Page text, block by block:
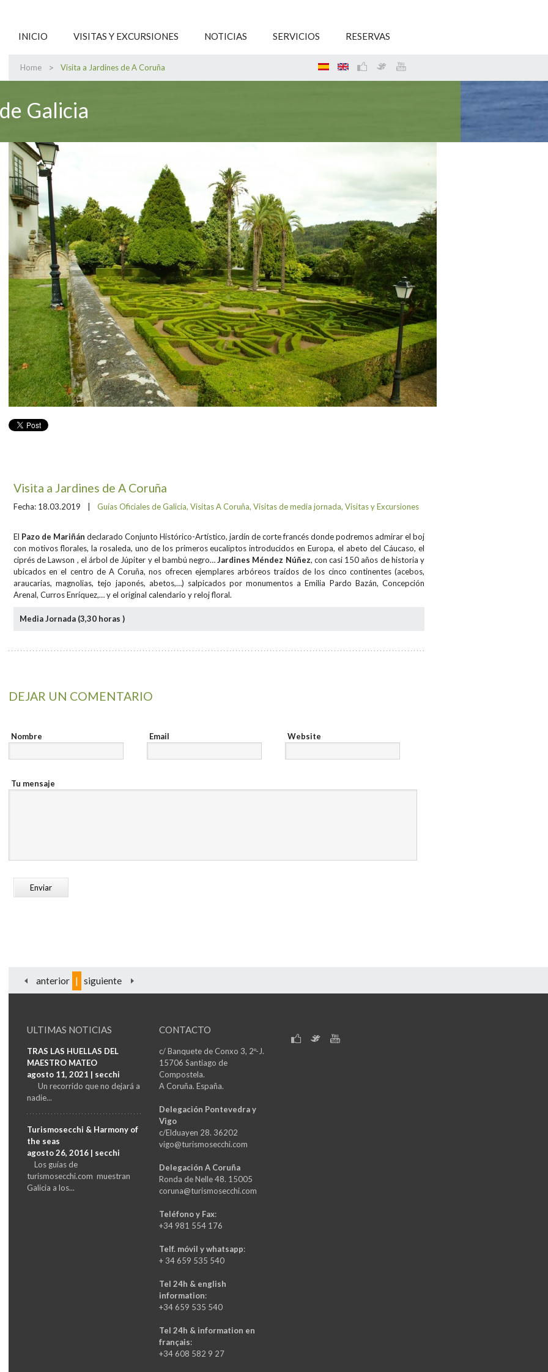
INICIO VISITAS Y EXCURSIONES NOTICIAS SERVICIOS RESERVAS
Home > Visita a Jardines de A Coruña
Galicia
Visita a Jardines de A Coruña
Fecha: 18.03.2019 Guías Oficiales de Galicia, Visitas A Coruña, Visitas de media jornada, Visitas y Excursiones
El Pazo de Mariñán declarado Conjunto Histórico-Artístico, jardín de corte francés donde podremos admirar el boj
con motivos florales, la rosaleda, uno de los primeros eucaliptos introducidos en Europa, el abeto del Cáucaso, el
ciprés de Lawson , el árbol de Júpiter y el bambú negro…Jardines Méndez Núñez, con casi 150 años de historia y
ubicados en el centro de A Coruña, nos ofrecen ejemplares arbóreos traídos de los cinco continentes (acebos,
araucarias, magnolias, tejo japonés, abetos,…) salpicados por monumentos a Emilia Pardo Bazán, Concepción
Arenal, Curros Enríquez,… y el original calendario y reloj floral.
Media Jornada (3,30 horas )
DEJAR UN COMENTARIO
Nombre Email Website
Tu mensaje
anterior | siguiente
ULTIMAS NOTICIAS
TRAS LAS HUELLAS DEL
MAESTRO MATEO
agosto 11, 2021 | secchi
Un recorrido que no dejará a
nadie...
Turismosecchi & Harmony of
the seas
agosto 26, 2016 | secchi
Los guías de
turismosecchi.com muestran
Galicia a los...
CONTACTO
c/ Banquete de Conxo 3, 2º-J.
15706 Santiago de
Compostela.
A Coruña. España.
Delegación Pontevedra y
Vigo
c/Elduayen 28. 36202
vigo@turismosecchi.com
Delegación A Coruña
Ronda de Nelle 48. 15005
coruna@turismosecchi.com
Teléfono y Fax:
+34 981 554 176
Telf. móvil y whatsapp:
+ 34 659 535 540
Tel 24h & english
information:
+34 659 535 540
Tel 24h & information en
français:
+34 608 582 9 27